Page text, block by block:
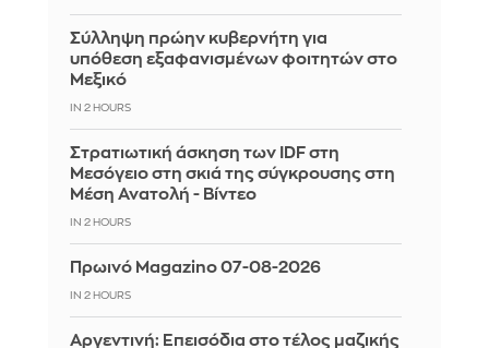
Σύλληψη πρώην κυβερνήτη για
υπόθεση εξαφανισμένων φοιτητών στο
Μεξικό
IN 2 HOURS
Στρατιωτική άσκηση των IDF στη
Μεσόγειο στη σκιά της σύγκρουσης στη
Μέση Ανατολή - Βίντεο
IN 2 HOURS
Πρωινό Magazino 07-08-2026
IN 2 HOURS
Αργεντινή: Επεισόδια στο τέλος μαζικής